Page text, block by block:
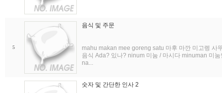
5
음식 및 주문
mahu makan mee goreng satu 마후 마깐 미고렝 사
음식 Ada? 있나? ninum 미눔 / 마시다 minuman 미
na...
숫자 및 간단한 인사 2